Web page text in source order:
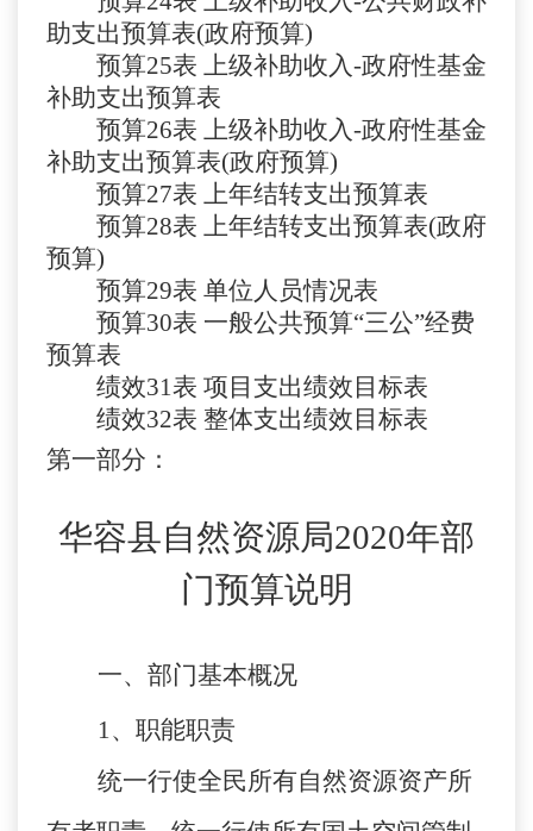
助支出预算表(政府预算)
预算25表 上级补助收入-政府性基金
补助支出预算表
预算26表 上级补助收入-政府性基金
补助支出预算表(政府预算)
预算27表 上年结转支出预算表
预算28表 上年结转支出预算表(政府
预算)
预算29表 单位人员情况表
预算30表 一般公共预算“三公”经费
预算表
绩效31表 项目支出绩效目标表
绩效32表 整体支出绩效目标表
第一部分：
华容县自然资源局2020年部
门预算说明
一、部门基本概况
1、职能职责
统一行使全民所有自然资源资产所